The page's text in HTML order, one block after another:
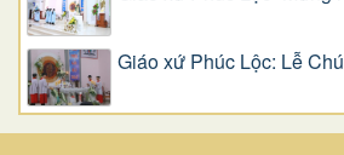
Giáo xứ Phúc Lộc: Lễ